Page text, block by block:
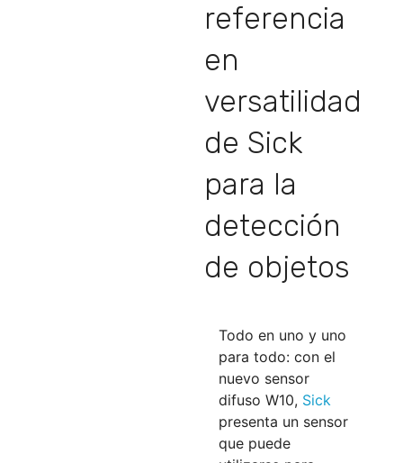
referencia
en
versatilidad
de Sick
para la
detección
de objetos
Todo en uno y uno
para todo: con el
nuevo sensor
difuso W10, Sick
presenta un sensor
que puede